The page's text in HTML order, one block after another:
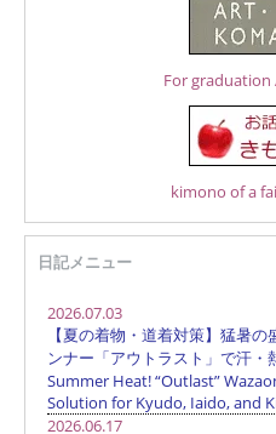
For graduation
kimono of a
日記メニュー